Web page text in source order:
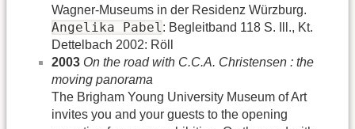
Wagner-Museums in der Residenz Würzburg.
Angelika Pabel : Begleitband 118 S. Ill., Kt.
Dettelbach 2002: Röll
2003 On the road with C.C.A. Christensen : the
moving panorama
The Brigham Young University Museum of Art
invites you and your guests to the opening